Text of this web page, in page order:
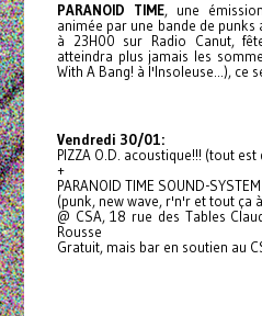
PARANOID TIME, une
animée par une bande de
à 23H00 sur Radio Canut,
atteindra plus jamais les
With A Bang! à l'Insoleuse...), ce
Vendredi 30/01:
PIZZA O.D. acoustique!!! (tout est
+
PARANOID TIME SOUND-SYSTEM
(punk, new wave, r'n'r et tout ça
@ CSA, 18 rue des Tables
Rousse
Gratuit, mais bar en soutien au